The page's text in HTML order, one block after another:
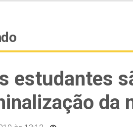
estudantes
da